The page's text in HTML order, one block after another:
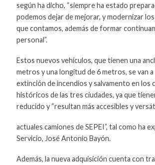
según ha dicho, “siempre ha estado
podemos dejar de mejorar, y modernizar
que contamos, además de formar
personal”.
Estos nuevos vehículos, que tienen una
metros y una longitud de 6 metros, se van a
extinción de incendios y salvamento en los
históricos de las tres ciudades, ya que
reducido y “resultan más accesibles y
actuales camiones de SEPEI”, tal como ha
Servicio, José Antonio Bayón.
Además, la nueva adquisición cuenta con